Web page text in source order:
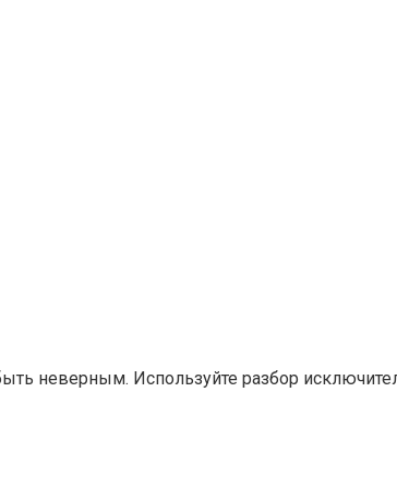
неверным. Используйте разбор